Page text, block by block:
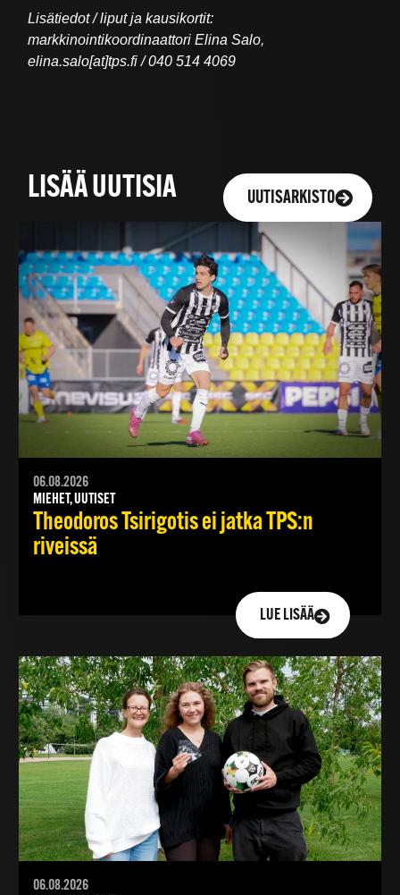
Lisätiedot / liput ja kausikortit:
markkinointikoordinaattori Elina Salo,
elina.salo[at]tps.fi / 040 514 4069
LISÄÄ UUTISIA UUTISARKISTO
06.08.2026
MIEHET, UUTISET
Theodoros Tsirigotis ei jatka TPS:n
riveissä
LUE LISÄÄ
06.08.2026